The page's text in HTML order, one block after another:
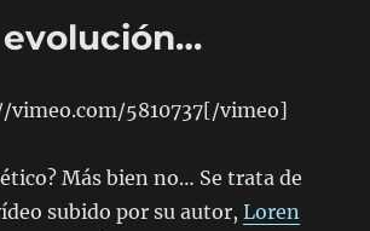
84evolución…
5810737[/vimeo]
Más bien no… Se trata de
subido por su autor,Loren